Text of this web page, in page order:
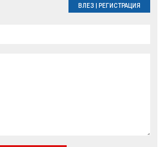
ВЛЕЗ РЕГИСТРАЦИЯ